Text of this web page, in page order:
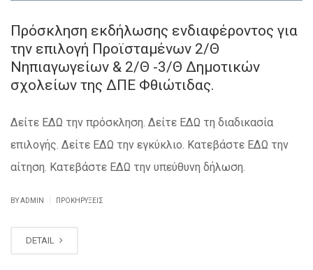
Πρόσκληση εκδήλωσης ενδιαφέροντος για
την επιλογή Προϊσταμένων 2/Θ
Νηπιαγωγείων & 2/Θ -3/Θ Δημοτικών
σχολείων της ΔΠΕ Φθιώτιδας.
Δείτε ΕΔΩ την πρόσκληση. Δείτε ΕΔΩ τη διαδικασία
επιλογής. Δείτε ΕΔΩ την εγκύκλιο. Κατεβάστε ΕΔΩ την
αίτηση. Κατεβάστε ΕΔΩ την υπεύθυνη δήλωση.
BY ADMIN ΠΡΟΚΗΡΎΞΕΙΣ
DETAIL